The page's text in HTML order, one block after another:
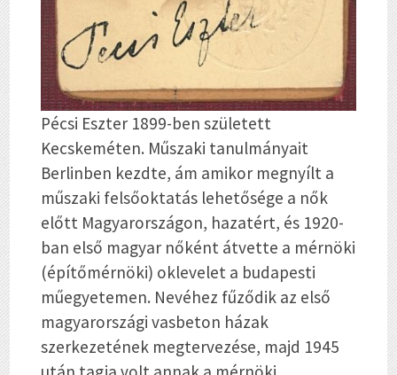
Pécsi Eszter 1899-ben született
Kecskeméten. Műszaki tanulmányait
Berlinben kezdte, ám amikor megnyílt a
műszaki felsőoktatás lehetősége a nők
előtt Magyarországon, hazatért, és 1920-
ban első magyar nőként átvette a mérnöki
(építőmérnöki) oklevelet a budapesti
műegyetemen. Nevéhez fűződik az első
magyarországi vasbeton házak
szerkezetének megtervezése, majd 1945